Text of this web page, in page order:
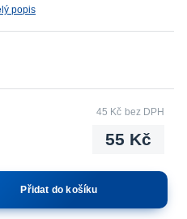
popis
55 Kč
45 Kč bez DPH
Přidat do košíku